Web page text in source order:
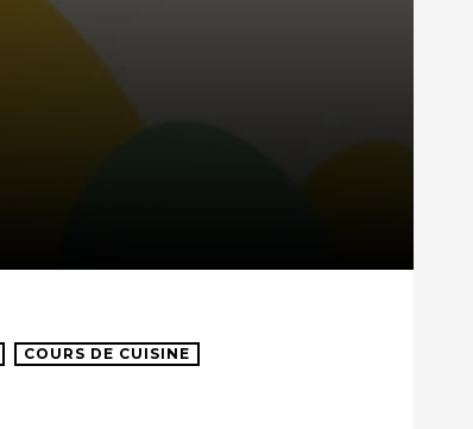
COURS DE CUISINE